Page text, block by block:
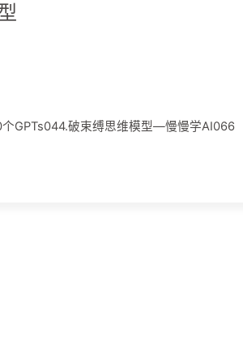
GPTs044.破束缚思维模型—慢慢学AI066